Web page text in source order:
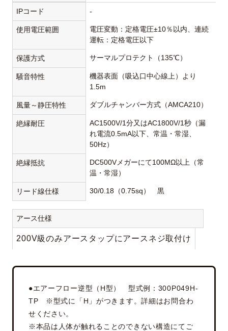
IPコード -
使用電圧範囲
電圧変動：定格電圧±10％以内、連続
運転：定格電圧以下
保護方式 サーマルプロテクト（135℃）
騒音特性
機器表面（吸込口中心線上）より
1.5m
風量～静圧特性 ダブルチャンバー方式（AMCA210）
絶縁耐圧
AC1500V/1分又はAC1800V/1秒（漏
れ電流0.5mA以下、常温・常湿、
50Hz）
絶縁抵抗
DC500Vメガーにて100MΩ以上（常
温・常湿）
リード線仕様 30/0.18（0.75sq） 黒
アース仕様
200V級のみアースタップにアースネジ取付け
●エアーフロー逆型（H型） 型式例：300P049H-
TP ※型式に「H」がつきます。詳細はお問合わ
せください。
※本品は人体が触れることのできない構造にてご